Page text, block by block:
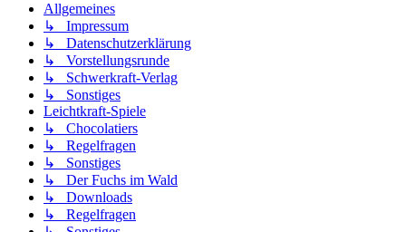
Allgemeines
↳ Impressum
↳ Datenschutzerklärung
↳ Vorstellungsrunde
↳ Schwerkraft-Verlag
↳ Sonstiges
Leichtkraft-Spiele
↳ Chocolatiers
↳ Regelfragen
↳ Sonstiges
↳ Der Fuchs im Wald
↳ Downloads
↳ Regelfragen